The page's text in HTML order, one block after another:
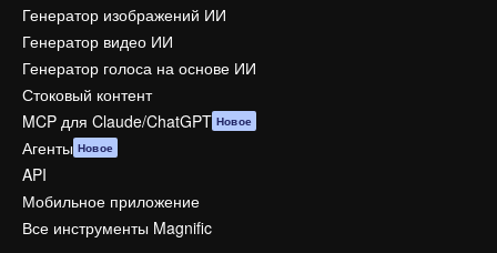
Генератор изображений ИИ
Генератор видео ИИ
Генератор голоса на основе ИИ
Стоковый контент
MCP для Claude/ChatGPT Новое
Агенты Новое
API
Мобильное приложение
Все инструменты Magnific